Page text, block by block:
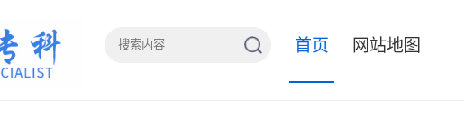
首页 网站地图